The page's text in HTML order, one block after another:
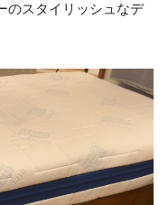
のスタイリッシュなデ